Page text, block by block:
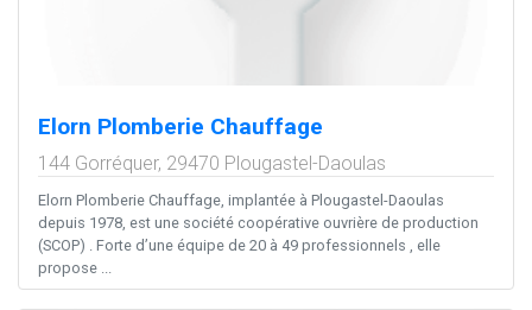
Elorn Plomberie Chauffage
144 Gorréquer, 29470 Plougastel-Daoulas
Elorn Plomberie Chauffage, implantée à Plougastel-Daoulas
depuis 1978, est une société coopérative ouvrière de production
(SCOP) . Forte d’une équipe de 20 à 49 professionnels , elle
propose ...